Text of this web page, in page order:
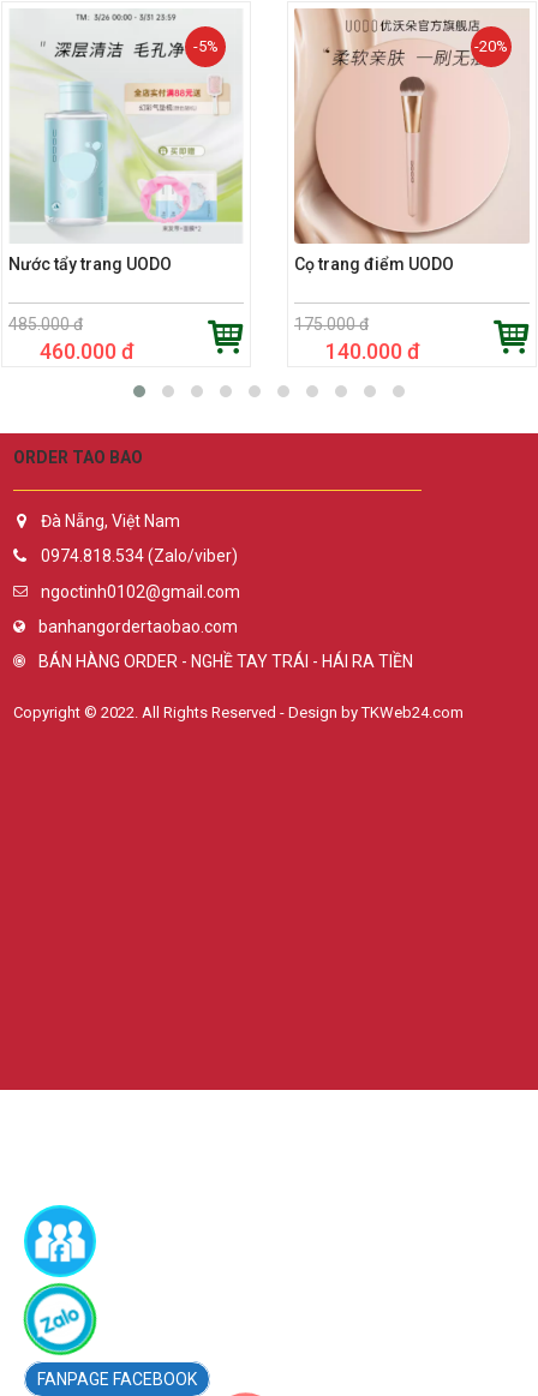
-5%
Nước tẩy trang UODO
485.000 đ
460.000 đ
-20%
Cọ trang điểm UODO
175.000 đ
140.000 đ
ORDER TAO BAO
Đà Nẵng, Việt Nam
0974.818.534 (Zalo/viber)
ngoctinh0102@gmail.com
banhangordertaobao.com
BÁN HÀNG ORDER - NGHỀ TAY TRÁI - HÁI RA TIỀN
Copyright © 2022. All Rights Reserved - Design by TKWeb24.com
FACEBOOK